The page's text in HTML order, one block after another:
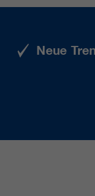
Neue